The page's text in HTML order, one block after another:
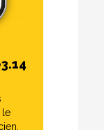
le